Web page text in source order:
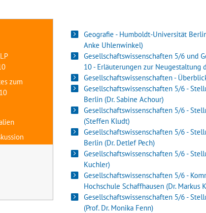
Geografie - Humboldt-Universität
Anke Uhlenwinkel)
Gesellschaftswissenschaften 5/6 und
10 - Erläuterungen zur Neugestaltung
Gesellschaftswissenschaften -
Gesellschaftswissenschaften 5/6 -
Berlin (Dr. Sabine Achour)
Gesellschaftswissenschaften 5/6 -
(Steffen Kludt)
Gesellschaftswissenschaften 5/6 -
Berlin (Dr. Detlef Pech)
Gesellschaftswissenschaften 5/6 -
Kuchler)
Gesellschaftswissenschaften 5/6 -
Hochschule Schaffhausen (Dr. Markus
Gesellschaftswissenschaften 5/6 -
(Prof. Dr. Monika Fenn)
zum